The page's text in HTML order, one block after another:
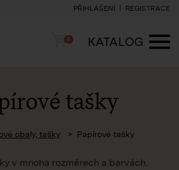
PŘIHLÁŠENÍ REGISTRACE
Košík
0
KATALOG
tašky
obaly, tašky Papírové tašky
v mnoha rozměrech a barvách.